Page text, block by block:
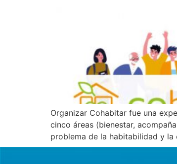
Organizar Cohabitar fue una
cinco áreas (bienestar,
problema de la habitabilidad y